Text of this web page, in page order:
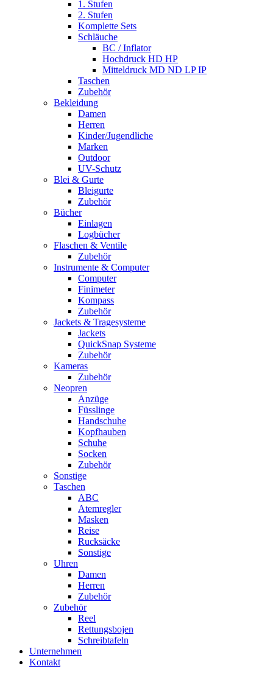
1. Stufen
2. Stufen
Komplette Sets
Schläuche
BC / Inflator
Hochdruck HD HP
Mitteldruck MD ND LP IP
Taschen
Zubehör
Bekleidung
Damen
Herren
Kinder/Jugendliche
Marken
Outdoor
UV-Schutz
Blei & Gurte
Bleigurte
Zubehör
Bücher
Einlagen
Logbücher
Flaschen & Ventile
Zubehör
Instrumente & Computer
Computer
Finimeter
Kompass
Zubehör
Jackets & Tragesysteme
Jackets
QuickSnap Systeme
Zubehör
Kameras
Zubehör
Neopren
Anzüge
Füsslinge
Handschuhe
Kopfhauben
Schuhe
Socken
Zubehör
Sonstige
Taschen
ABC
Atemregler
Masken
Reise
Rucksäcke
Sonstige
Uhren
Damen
Herren
Zubehör
Zubehör
Reel
Rettungsbojen
Schreibtafeln
Unternehmen
Kontakt